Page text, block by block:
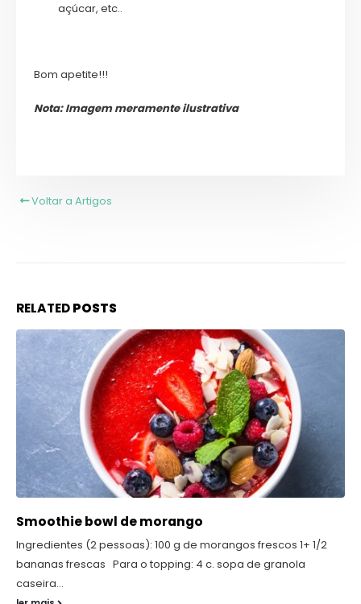
açúcar, etc..
Bom apetite!!!
Nota: Imagem meramente ilustrativa
Voltar a Artigos
RELATEDPOSTS
Smoothie bowl de morango
Ingredientes (2 pessoas): 100 g de morangos frescos 1+ 1/2
bananas frescas Para o topping: 4 c. sopa de granola
caseira...